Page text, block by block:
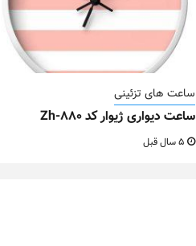
ساعت های تزئینی
ساعت دیواری ژیوار کد Zh-880
5 سال قبل